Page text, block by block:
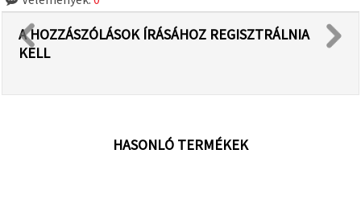
A HOZZÁSZÓLÁSOK ÍRÁSÁHOZ REGISZTRÁLNIA
KELL
HASONLÓ TERMÉKEK